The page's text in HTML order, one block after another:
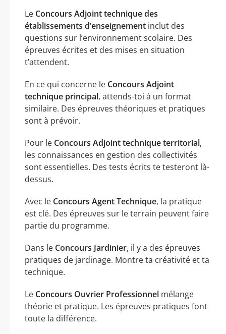
Le Concours Adjoint technique des
établissements d’enseignement inclut des
questions sur l’environnement scolaire. Des
épreuves écrites et des mises en situation
t’attendent.
En ce qui concerne le Concours Adjoint
technique principal, attends-toi à un format
similaire. Des épreuves théoriques et pratiques
sont à prévoir.
Pour le Concours Adjoint technique territorial,
les connaissances en gestion des collectivités
sont essentielles. Des tests écrits te testeront là-
dessus.
Avec le Concours Agent Technique, la pratique
est clé. Des épreuves sur le terrain peuvent faire
partie du programme.
Dans le Concours Jardinier, il y a des épreuves
pratiques de jardinage. Montre ta créativité et ta
technique.
Le Concours Ouvrier Professionnel mélange
théorie et pratique. Les épreuves pratiques font
toute la différence.